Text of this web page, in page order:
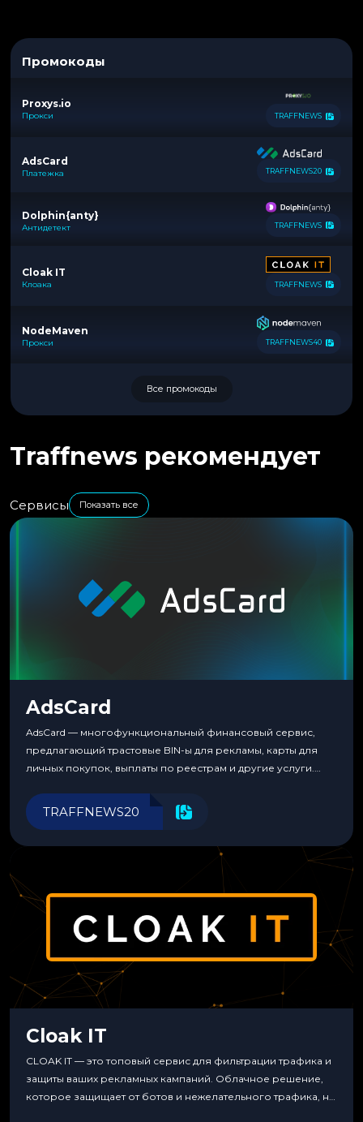
Промокоды
Proxys.io
Прокси TRAFFNEWS
AdsCard
Платежка TRAFFNEWS20
Dolphin{anty}
Антидетект TRAFFNEWS
Cloak IT
Клоака TRAFFNEWS
NodeMaven
Прокси TRAFFNEWS40
Все промокоды
Traffnews рекомендует
Сервисы Показать все
AdsCard
AdsCard — многофункциональный финансовый сервис,
предлагающий трастовые BIN-ы для рекламы, карты для
личных покупок, выплаты по реестрам и другие услуги.
инструменты для управления финансами.
TRAFFNEWS20
Cloak IT
CLOAK IT — это топовый сервис для фильтрации трафика и
защиты ваших рекламных кампаний. Облачное решение,
которое защищает от ботов и нежелательного трафика, не